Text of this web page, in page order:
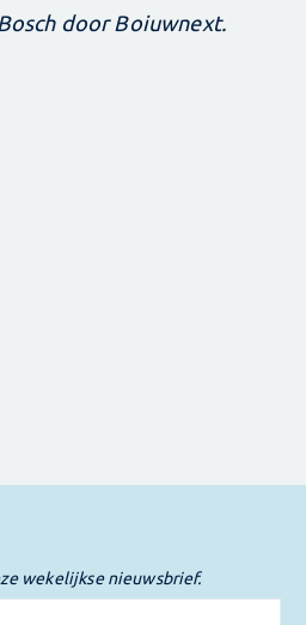
door Boiuwnext.
wekelijkse nieuwsbrief.